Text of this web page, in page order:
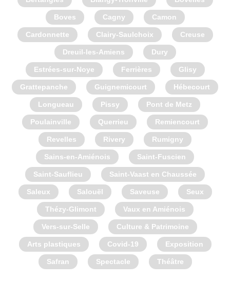
Boves Cagny Camon
Cardonnette Clairy-Saulchoix Creuse
Dreuil-les-Amiens Dury
Estrées-sur-Noye Ferrières Glisy
Grattepanche Guignemicourt Hébecourt
Longueau Pissy Pont de Metz
Poulainville Querrieu Remiencourt
Revelles Rivery Rumigny
Sains-en-Amiénois Saint-Fuscien
Saint-Sauflieu Saint-Vaast en Chaussée
Saleux Salouël Saveuse Seux
Thézy-Glimont Vaux en Amiénois
Vers-sur-Selle Culture & Patrimoine
Arts plastiques Covid-19 Exposition
Safran Spectacle Théâtre